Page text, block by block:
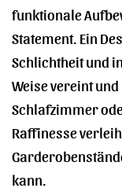
funktionale
Statement. Ein
Schlichtheit und
Weise vereint
Schlafzimmer
Raffinesse
kann.